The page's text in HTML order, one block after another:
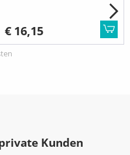
€ 16,15
Kunden